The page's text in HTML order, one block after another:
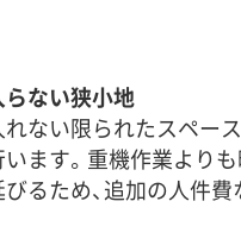
ない狭小地
ない限られたスペー
ます。重機作業より
るため、追加の人件